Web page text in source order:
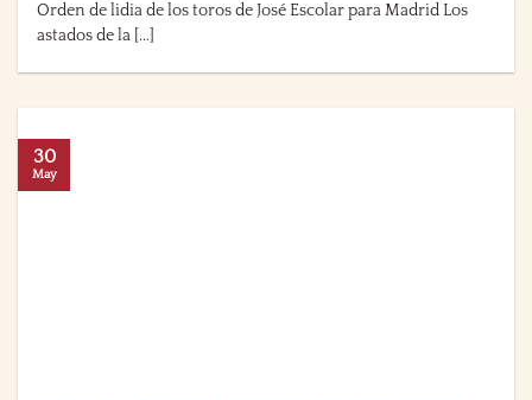
Orden de lidia de los toros de José Escolar para Madrid Los
astados de la [...]
30
May